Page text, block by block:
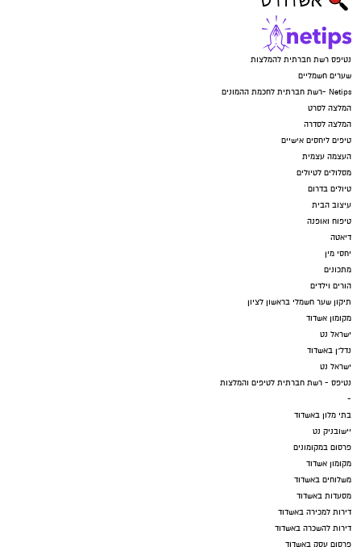
נטיפס רשת חברתית להמלצות
שערים חשמליים
Netips -רשת חברתית לחכמת ההמונים
המלצה לסרט
המלצה לסדרה
טיפים ליחסים אישיים
העצמה עצמית
מסלולים לטיולים
טיולים בדרום
עיצוב הבית
טיפוח ואופנה
דיאטה
יחסי מין
מתכונים
הורים וילדים
תיקון שער חשמלי בראשון לציון
מקומון אשדוד
ישראל נט
נדל"ן באשדוד
ישראל נט
נטיפס - רשת חברתית לטיפים והמלצות
-
בתי מלון באשדוד
יישובניק נט
פרסום במקומונים
מקומון אשדוד
משלוחים באשדוד
מסעדות באשדוד
דירות למכירה באשדוד
דירות להשכרה באשדוד
פרסום עסק באשדוד